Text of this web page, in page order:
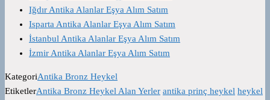
Iğdır Antika Alanlar Eşya Alım Satım
Isparta Antika Alanlar Eşya Alım Satım
İstanbul Antika Alanlar Eşya Alım Satım
İzmir Antika Alanlar Eşya Alım Satım
KategoriAntika Bronz Heykel
EtiketlerAntika Bronz Heykel Alan Yerler antika prinç heykel heykel